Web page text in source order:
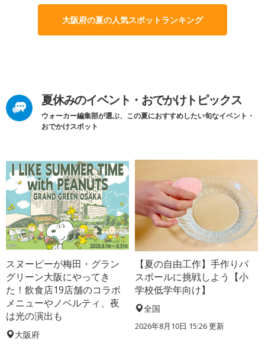
大阪府の夏の人気スポットランキング
夏休みのイベント・おでかけトピックス
ウォーカー編集部が選ぶ、この夏におすすめしたい旬なイベント・
おでかけスポット
スヌーピーが梅田・グラン
グリーン大阪にやってき
た！飲食店19店舗のコラボ
メニューやノベルティ、夜
は光の演出も
大阪府
【夏の自由工作】手作りバ
スボールに挑戦しよう【小
学校低学年向け】
全国
2026年8月10日 15:26更新